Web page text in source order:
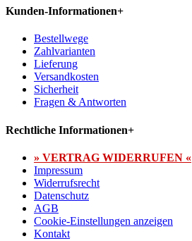
Kunden-Informationen+
Bestellwege
Zahlvarianten
Lieferung
Versandkosten
Sicherheit
Fragen & Antworten
Rechtliche Informationen+
» VERTRAG WIDERRUFEN «
Impressum
Widerrufsrecht
Datenschutz
AGB
Cookie-Einstellungen anzeigen
Kontakt